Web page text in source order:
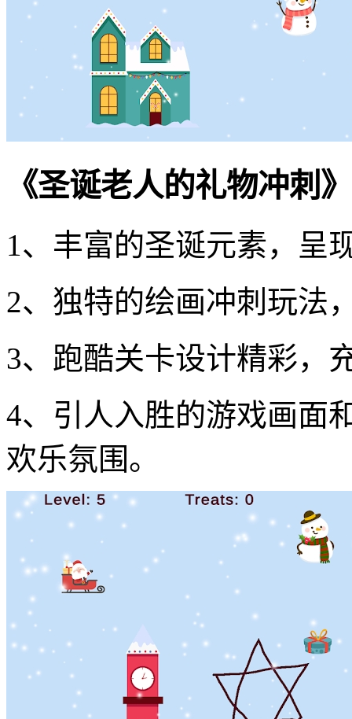
《圣诞老人的礼物冲刺
1、丰富的圣诞元素，呈
2、独特的绘画冲刺玩法
3、跑酷关卡设计精彩，
4、引人入胜的游戏画面
欢乐氛围。